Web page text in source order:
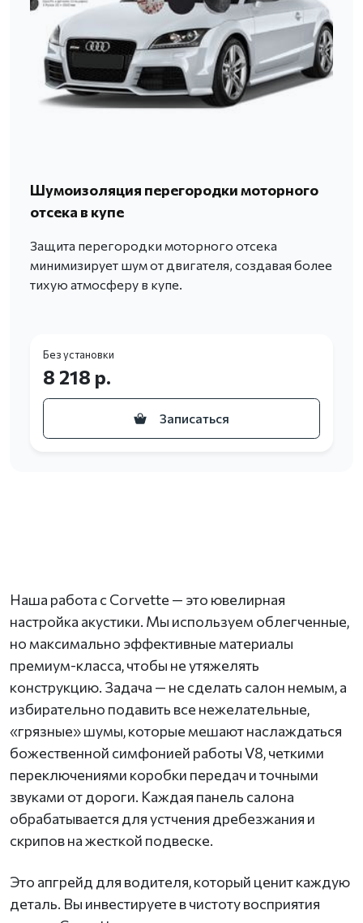
Шумоизоляция перегородки моторного
отсека в купе
Защита перегородки моторного отсека
минимизирует шум от двигателя, создавая более
тихую атмосферу в купе.
Без установки
8 218 р.
Записаться
Наша работа с Corvette — это ювелирная
настройка акустики. Мы используем облегченные,
но максимально эффективные материалы
премиум-класса, чтобы не утяжелять
конструкцию. Задача — не сделать салон немым, а
избирательно подавить все нежелательные,
«грязные» шумы, которые мешают наслаждаться
божественной симфонией работы V8, четкими
переключениями коробки передач и точными
звуками от дороги. Каждая панель салона
обрабатывается для устчения дребезжания и
скрипов на жесткой подвеске.
Это апгрейд для водителя, который ценит каждую
деталь. Вы инвестируете в чистоту восприятия